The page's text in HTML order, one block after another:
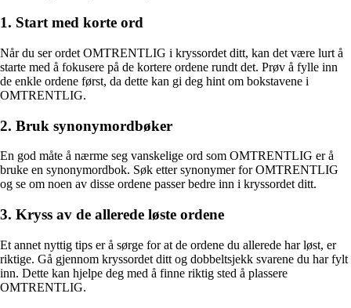
1. Start med korte ord
Når du ser ordet OMTRENTLIG i kryssordet ditt, kan det være lurt å
starte med å fokusere på de kortere ordene rundt det. Prøv å fylle inn
de enkle ordene først, da dette kan gi deg hint om bokstavene i
OMTRENTLIG.
2. Bruk synonymordbøker
En god måte å nærme seg vanskelige ord som OMTRENTLIG er å
bruke en synonymordbok. Søk etter synonymer for OMTRENTLIG
og se om noen av disse ordene passer bedre inn i kryssordet ditt.
3. Kryss av de allerede løste ordene
Et annet nyttig tips er å sørge for at de ordene du allerede har løst, er
riktige. Gå gjennom kryssordet ditt og dobbeltsjekk svarene du har fylt
inn. Dette kan hjelpe deg med å finne riktig sted å plassere
OMTRENTLIG.